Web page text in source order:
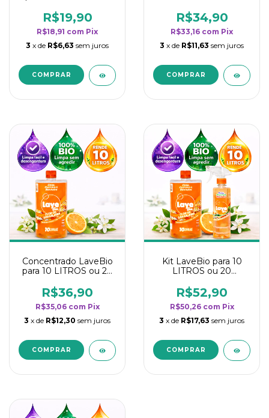
rendimento da
categoria - Flor de
Laranjeira
R$19,90
R$18,91 com Pix
3 x de R$6,63 sem juros
rendimento da
categoria - Flor de
Laranjeira
R$34,90
R$33,16 com Pix
3 x de R$11,63 sem juros
Concentrado LaveBio
para 10 LITROS ou 20
rendimento da
categoria - Flor de
Laranjeira
R$36,90
R$35,06 com Pix
3 x de R$12,30 sem juros
Kit LaveBio para 10
LITROS ou 20
rendimento da
categoria - Flor de
Laranjeira
R$52,90
R$50,26 com Pix
3 x de R$17,63 sem juros